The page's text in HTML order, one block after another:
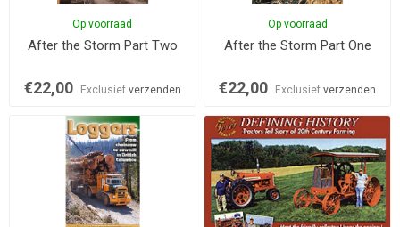
Op voorraad
After the Storm Part Two
€22,00 Exclusief verzenden
Op voorraad
After the Storm Part One
€22,00 Exclusiefverzenden